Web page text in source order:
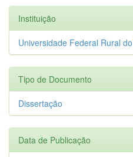
Instituição
Universidade Federal Rural
Tipo de Documento
Dissertação
Data de Publicação